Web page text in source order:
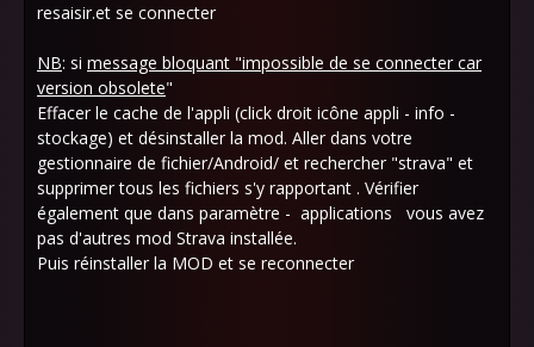
resaisir.et se connecter
NB: si message bloquant "impossible de se connecter car
version obsolete"
Effacer le cache de l'appli (click droit icône appli - info -
stockage) et désinstaller la mod. Aller dans votre
gestionnaire de fichier/Android/ et rechercher "strava" et
supprimer tous les fichiers s'y rapportant . Vérifier
également que dans paramètre - applications vous avez
pas d'autres mod Strava installée.
Puis réinstaller la MOD et se reconnecter